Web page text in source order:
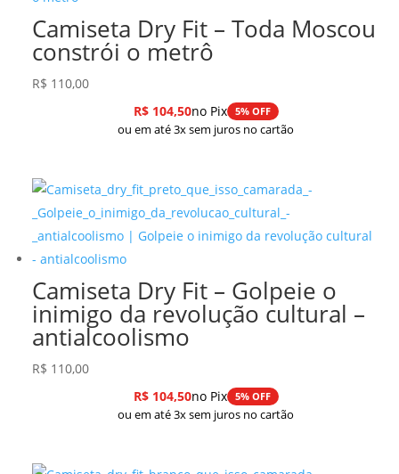
Camiseta Dry Fit – Toda Moscou
constrói o metrô
R$ 110,00
R$104,50no Pix 5% OFF
ou em até 3x sem juros no cartão
Camiseta Dry Fit – Golpeie o
inimigo da revolução cultural –
antialcoolismo
R$ 110,00
R$104,50no Pix 5% OFF
ou em até 3x sem juros no cartão